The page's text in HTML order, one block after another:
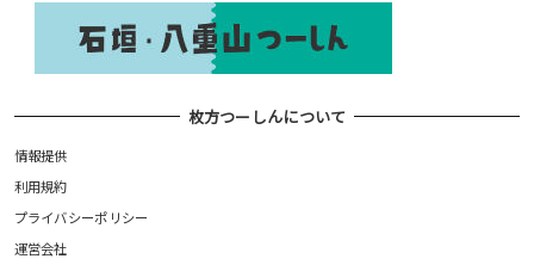
枚方つーしんについて
情報提供
利用規約
プライバシーポリシー
運営会社